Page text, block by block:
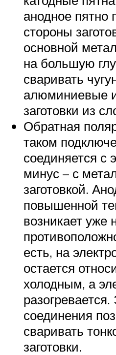
анодное пятно
стороны
основной
на большую
сваривать
алюминиевые
заготовки из
Обратная
таком
соединяется с
минус – с
заготовкой.
повышенной
возникает уже
есть, на
остается
холодным, а
соединения
сваривать
заготовки.